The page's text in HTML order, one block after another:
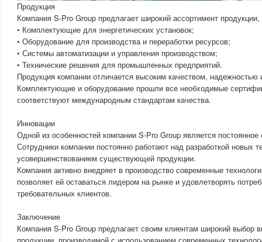
Продукция
Компания S-Pro Group предлагает широкий ассортимент
• Комплектующие для энергетических установок;
• Оборудование для производства и переработки ресурсов;
• Системы автоматизации и управления производством;
• Технические решения для промышленных предприятий.
Продукция компании отличается высоким качеством, надежностью
Комплектующие и оборудование прошли все необходимые
соответствуют международным стандартам качества.
Инновации
Одной из особенностей компании S-Pro Group является
Сотрудники компании постоянно работают над разработкой новых
усовершенствованием существующей продукции.
Компания активно внедряет в производство современные
позволяет ей оставаться лидером на рынке и удовлетворять
требовательных клиентов.
Заключение
Компания S-Pro Group предлагает своим клиентам широкий выбор